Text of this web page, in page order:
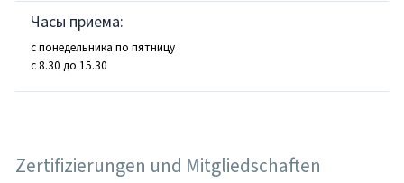
Часы приема:
с понедельника по пятницу
с 8.30 до 15.30
Zertifizierungen und Mitgliedschaften